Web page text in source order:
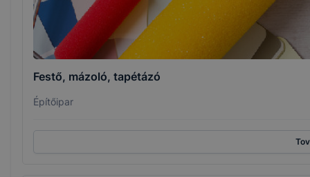
Festő, mázoló, tapétázó
Építőipar